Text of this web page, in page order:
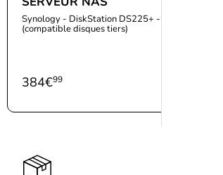
Synology - DiskStation DS225+ - 2 Baies
(compatible disques tiers)
384€99